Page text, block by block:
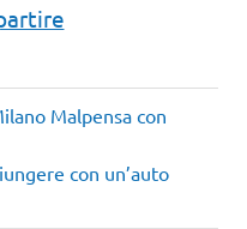
Malpensa con
con un’auto